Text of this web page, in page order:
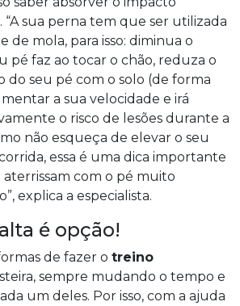
sua perna tem que ser utilizada
de mola, para isso: diminua o
pé faz ao tocar o chão, reduza o
seu pé com o solo (de forma
a sua velocidade e irá
o risco de lesões durante a
não esqueça de elevar o seu
essa é uma dica importante
com o pé muito
explica a especialista.
é opção!
de fazer o treino
sempre mudando o tempo e
um deles. Por isso, com a ajuda